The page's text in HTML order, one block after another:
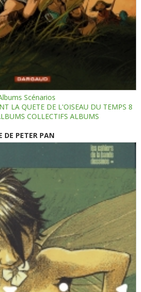
Scénarios
LA QUETE DE L'OISEAU DU TEMPS 8
COLLECTIFS ALBUMS
DE PETER PAN